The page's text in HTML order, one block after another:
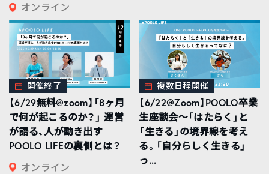
オンライン
開催終了
【6/29無料@zoom】「8ヶ月
で何が起こるのか？」 運営
が語る、人が動き出す
POOLO LIFEの裏側とは？
オンライン
複数日程開催
【6/22@Zoom】POOLO卒業
生座談会〜「はたらく」と
「生きる」の境界線を考え
る。「自分らしく生きる」
っ...